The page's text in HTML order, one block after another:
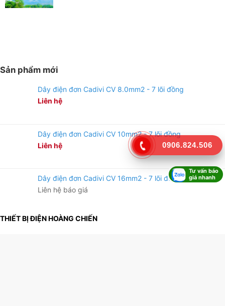
Sản phẩm mới
Dây điện đơn Cadivi CV 8.0mm2 - 7 lõi đồng
Liên hệ
Dây điện đơn Cadivi CV 10mm2 - 7 lõi đồng
Liên hệ
Dây điện đơn Cadivi CV 16mm2 - 7 lõi đồng
Liên hệ báo giá
THIẾT BỊ ĐIỆN HOÀNG CHIẾN
Tư vấn báo
giá nhanh
0906.824.506